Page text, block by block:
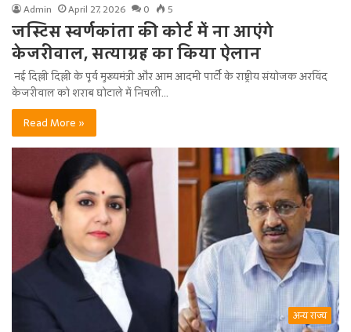
Admin April 27, 2026 0 5
जस्टिस स्वर्णकांता की कोर्ट में ना आएंगे
केजरीवाल, सत्याग्रह का किया ऐलान
नई दिल्ली दिल्ली के पूर्व मुख्यमंत्री और आम आदमी पार्टी के राष्ट्रीय संयोजक अरविंद
केजरीवाल को शराब घोटाले में निचली…
Read More »
अन्य राज्य